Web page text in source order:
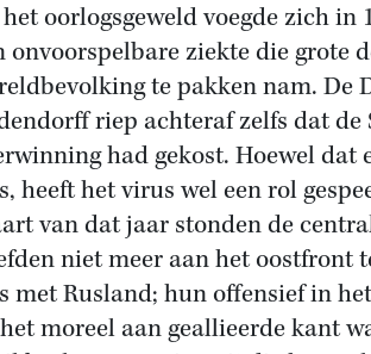
oorlogsgeweld voegde zich in
onvoorspelbare ziekte die grote
te pakken nam. De
riep achteraf zelfs dat de
had gekost. Hoewel dat
heeft het virus wel een rol
van dat jaar stonden de
niet meer aan het oostfront
met Rusland; hun offensief in
moreel aan geallieerde kant